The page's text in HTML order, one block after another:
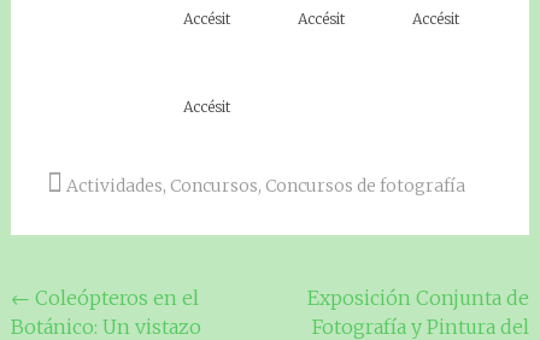
Accésit Accésit Accésit
Accésit
Actividades, Concursos, Concursos de fotografía
Navegación
← Coleópteros en el
Botánico: Un vistazo
Exposición Conjunta de
Fotografía y Pintura del